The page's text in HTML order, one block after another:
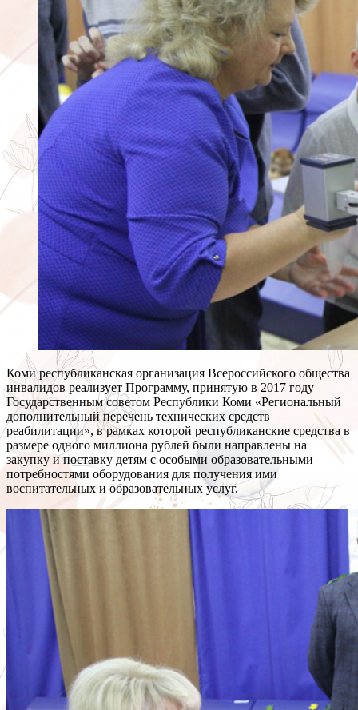
Коми республиканская организация Всероссийского общества
инвалидов реализует Программу, принятую в 2017 году
Государственным советом Республики Коми «Региональный
дополнительный перечень технических средств
реабилитации», в рамках которой республиканские средства в
размере одного миллиона рублей были направлены на
закупку и поставку детям с особыми образовательными
потребностями оборудования для получения ими
воспитательных и образовательных услуг.